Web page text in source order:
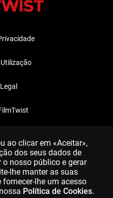
ao clicar em «Aceitar»,
dos seus dados de
nosso público e gerar
lhe manter as suas
lhe um acesso
Política de Cookies.